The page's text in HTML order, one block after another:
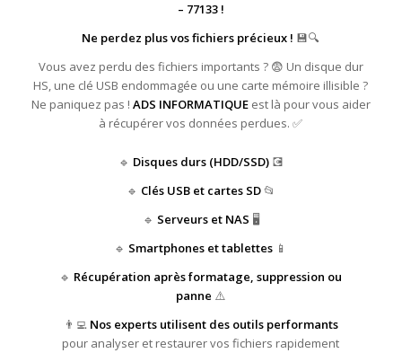
– 77133 !
Ne perdez plus vos fichiers précieux ! 💾🔍
Vous avez perdu des fichiers importants ? 😨 Un disque dur
HS, une clé USB endommagée ou une carte mémoire illisible ?
Ne paniquez pas ! ADS INFORMATIQUEest là pour vous aider
à récupérer vos données perdues. ✅
🔹 Disques durs (HDD/SSD)💽
🔹 Clés USB et cartes SD📂
🔹 Serveurs et NAS 🖥️
🔹 Smartphones et tablettes 📱
🔹 Récupération après formatage, suppression ou
panne ⚠️
👨‍💻 Nos experts utilisent des outils performants
pour analyser et restaurer vos fichiers rapidement